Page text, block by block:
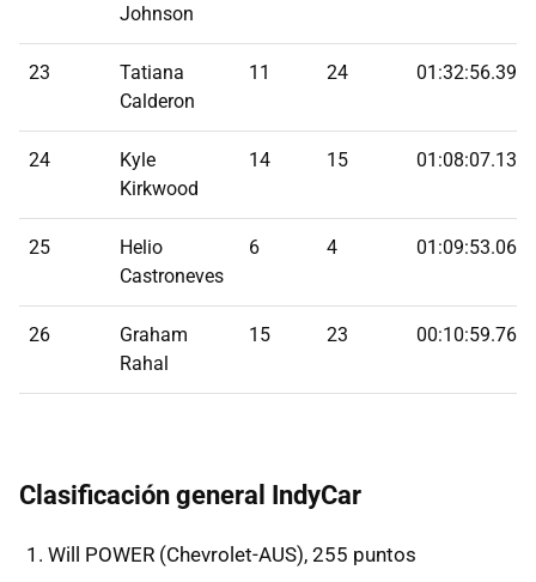
Johnson
23
Tatiana
Calderon
11 24
24
Kyle
Kirkwood
14 15
25
Helio
Castroneves
6 4
26
Graham
Rahal
15 23
Clasificación general IndyCar
Will POWER (Chevrolet-AUS), 255 puntos